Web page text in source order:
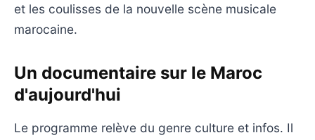
et les coulisses de la nouvelle scène musicale
marocaine.
Un documentaire sur le Maroc
d'aujourd'hui
Le programme relève du genre culture et infos. Il